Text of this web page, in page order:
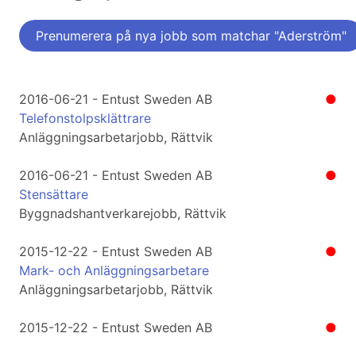
Prenumerera på nya jobb som matchar "Aderström"
●
2016-06-21 - Entust Sweden AB
Telefonstolpsklättrare
Anläggningsarbetarjobb, Rättvik
●
2016-06-21 - Entust Sweden AB
Stensättare
Byggnadshantverkarejobb, Rättvik
●
2015-12-22 - Entust Sweden AB
Mark- och Anläggningsarbetare
Anläggningsarbetarjobb, Rättvik
●
2015-12-22 - Entust Sweden AB